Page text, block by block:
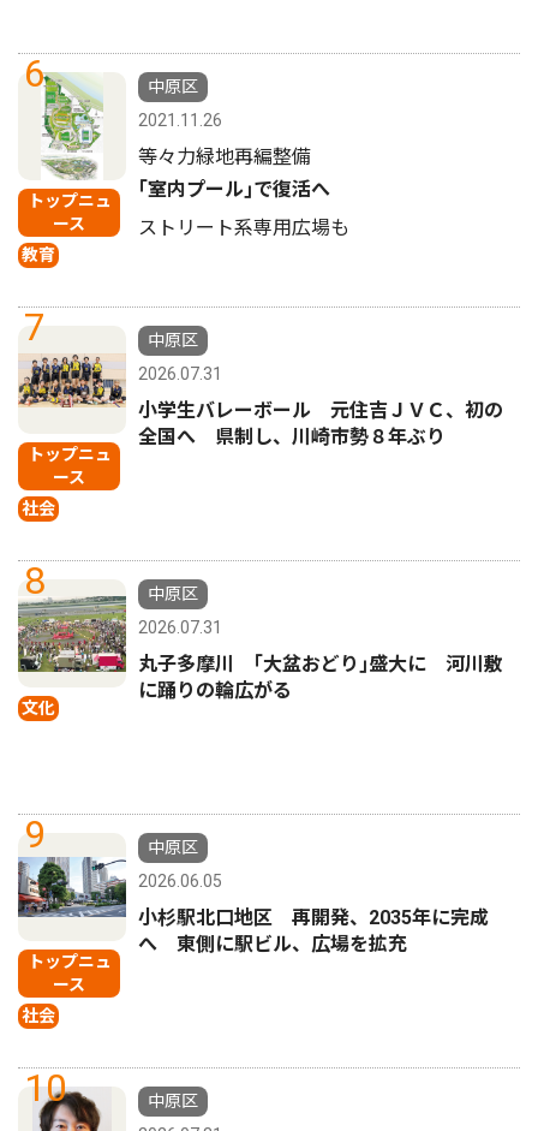
6
トップニュ
ース
教育
中原区
2021.11.26
等々力緑地再編整備
｢室内プール｣で復活へ
ストリート系専用広場も
7
トップニュ
ース
社会
中原区
2026.07.31
小学生バレーボール 元住吉ＪＶＣ、初の
全国へ 県制し、川崎市勢８年ぶり
8
文化
中原区
2026.07.31
丸子多摩川 ｢大盆おどり｣盛大に 河川敷
に踊りの輪広がる
9
トップニュ
ース
社会
中原区
2026.06.05
小杉駅北口地区 再開発、2035年に完成
へ 東側に駅ビル、広場を拡充
10
中原区